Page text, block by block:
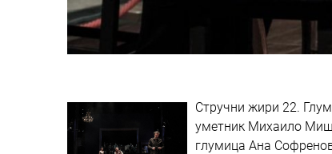
Стручни жири 22.
уметник Михаило
глумица Ана